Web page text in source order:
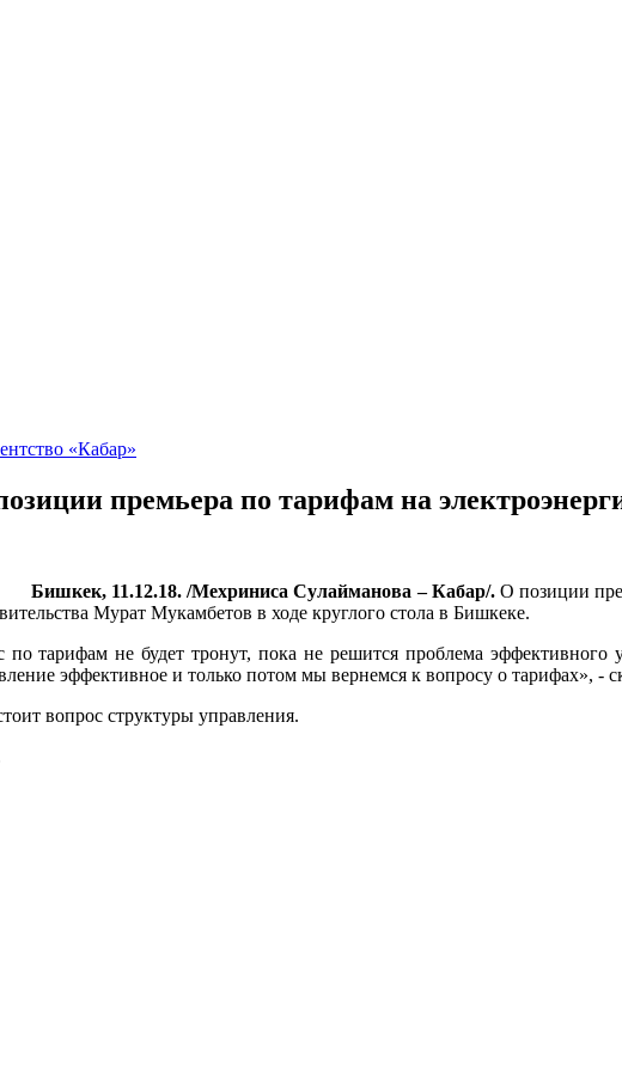
премьера по тарифам на
Бишкек, 11.12.18. /Мехриниса Сулайманова – Кабар/. О позиции
Мурат Мукамбетов в ходе круглого стола в Бишкеке.
тарифам не будет тронут, пока не решится проблема
эффективное и только потом мы вернемся к вопросу о тарифах», -
вопрос структуры управления.